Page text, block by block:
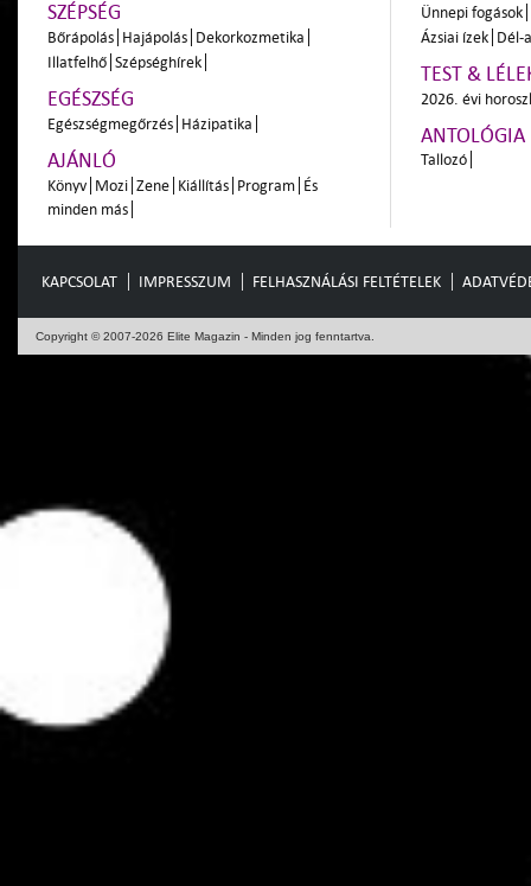
SZÉPSÉG
Bőrápolás Hajápolás Dekorkozmetika
Illatfelhő Szépséghírek
EGÉSZSÉG
Egészségmegőrzés Házipatika
AJÁNLÓ
Könyv Mozi Zene Kiállítás Program És
minden más
Ünnepi fogások
Ázsiai ízek Dél-
TEST &
2026. évi
ANTOLÓGIA
Tallozó
KAPCSOLAT IMPRESSZUM FELHASZNÁLÁSI FELTÉTELEK
Copyright © 2007-2026 Elite Magazin - Minden jog fenntartva.